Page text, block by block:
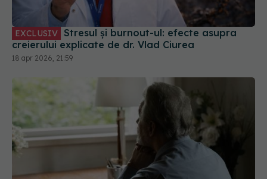
EXCLUSIV
creierului explicate de dr. Vlad Ciurea
18 apr 2026, 21:59